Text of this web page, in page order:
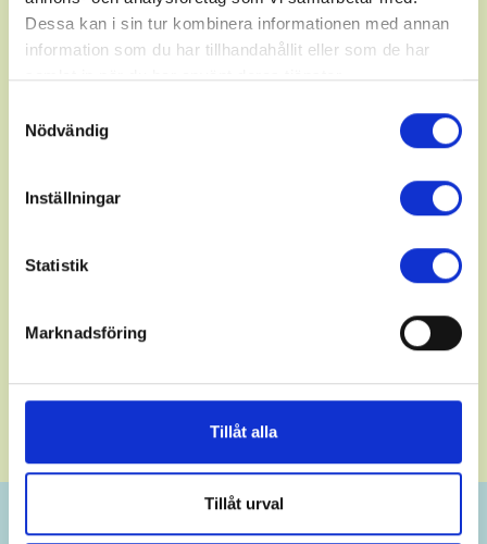
Dessa kan i sin tur kombinera informationen med annan
information som du har tillhandahållit eller som de har
samlat in när du har använt deras tjänster.
Du kan när som helst ändra ditt val. För att återkalla eller
ändra ditt samtycke klickar du på den runda symbolen
Nödvändig
Inställningar
Statistik
Marknadsföring
Tillåt alla
Tillåt urval
Fakturauppgifter
Scenkonst Öst AB
Box 2287
Peppol-ID 0007:559015-4547
pdf.faktura@scenkonstost.se
Information om visselblåsning
Kontakt orkesteravdelningen